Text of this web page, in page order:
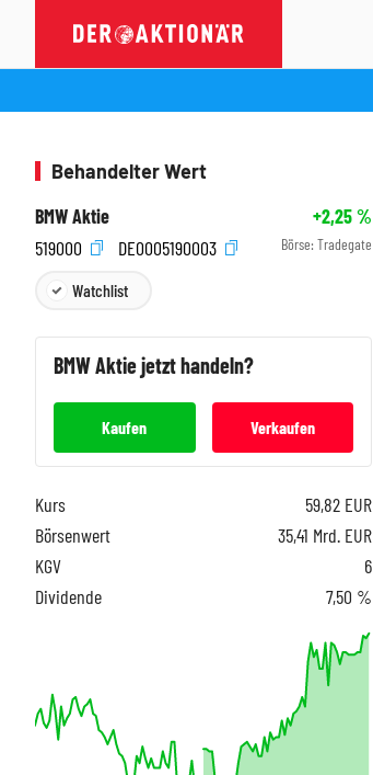
Behandelter Wert
BMW Aktie
+2,25%
519000
DE0005190003 Börse: Tradegate
Watchlist
BMWAktie jetzt handeln?
Kaufen Verkaufen
Kurs 59,82 EUR
Börsenwert
35,41 Mrd. EUR
KGV
6
Dividende
7,50 %